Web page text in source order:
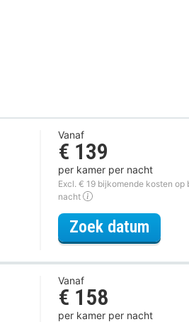
Vanaf
€ 139
per kamer per nacht
Excl. € 19 bijkomende kosten op
nacht
Zoek datum
Vanaf
€ 158
per kamer per nacht